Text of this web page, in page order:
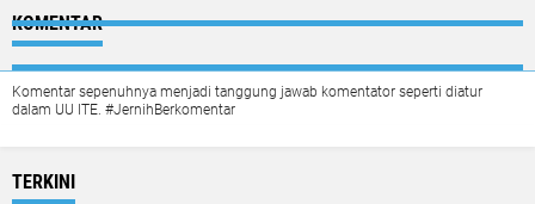
KOMENTAR
Komentar sepenuhnya menjadi tanggung jawab komentator seperti diatur
dalam UU ITE. #JernihBerkomentar
TERKINI